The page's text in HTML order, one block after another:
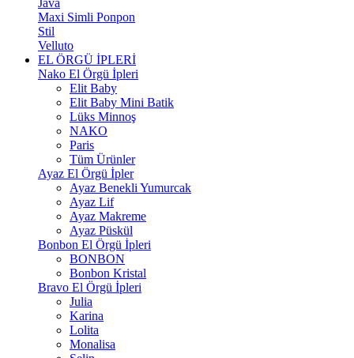
Java
Maxi Simli Ponpon
Stil
Velluto
EL ÖRGÜ İPLERİ
Nako El Örgü İpleri
Elit Baby
Elit Baby Mini Batik
Lüks Minnoş
NAKO
Paris
Tüm Ürünler
Ayaz El Örgü İpler
Ayaz Benekli Yumurcak
Ayaz Lif
Ayaz Makreme
Ayaz Püskül
Bonbon El Örgü İpleri
BONBON
Bonbon Kristal
Bravo El Örgü İpleri
Julia
Karina
Lolita
Monalisa